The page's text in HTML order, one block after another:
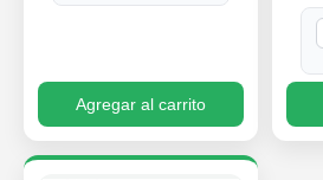
Agregar al carrito